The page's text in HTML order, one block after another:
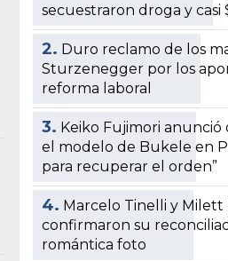
secuestraron droga y casi
2. Duro reclamo de los
Sturzenegger por los
reforma laboral
3. Keiko Fujimori anunció
el modelo de Bukele en
para recuperar el orden”
4. Marcelo Tinelli y Milett
confirmaron su
romántica foto